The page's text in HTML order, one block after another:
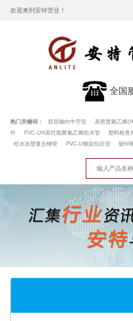
欢迎来到安特管业！
全国
热门关键词： 双层轴向中空管 高密度聚乙烯
件
PVC-UH高性能聚氯乙烯给水管 塑料检查
给水涂塑复合钢管
PVC-U螺旋扣压管 镀锌